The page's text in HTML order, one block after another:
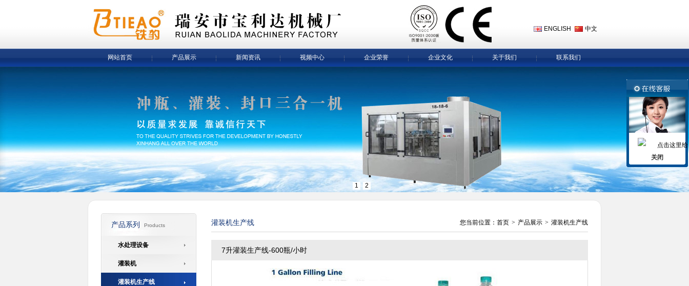
ENGLISH 中文
网站首页 产品展示 新闻资讯 视频中心 企业荣誉 企业文化 关于我们 联系我们
1 2
产品系列 Products
水处理设备
灌装机
灌装机生产线
灌装机生产线 您当前位置： 首页 > 产品展示 > 灌装机生产线
7升灌装生产线-600瓶/小时
关闭